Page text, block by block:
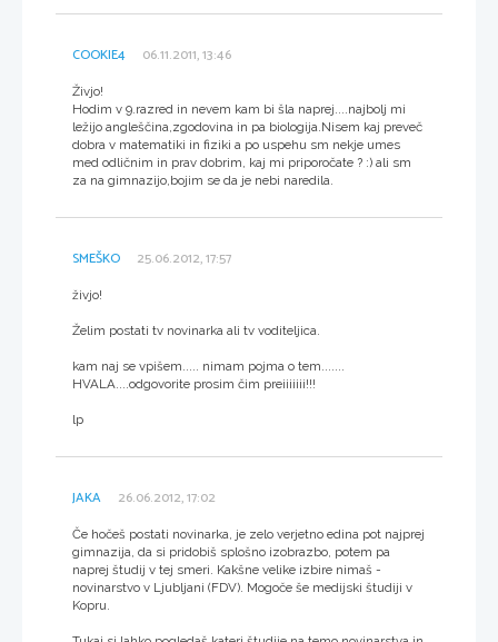
COOKIE4 06.11.2011, 13:46
Živjo!
Hodim v 9.razred in nevem kam bi šla naprej....najbolj mi
ležijo angleščina,zgodovina in pa biologija.Nisem kaj preveč
dobra v matematiki in fiziki a po uspehu sm nekje umes
med odličnim in prav dobrim, kaj mi priporočate ? :) ali sm
za na gimnazijo,bojim se da je nebi naredila.
SMEŠKO 25.06.2012, 17:57
živjo!
Želim postati tv novinarka ali tv voditeljica.
kam naj se vpišem..... nimam pojma o tem.......
HVALA....odgovorite prosim čim preiiiiiii!!!
lp
JAKA 26.06.2012, 17:02
Če hočeš postati novinarka, je zelo verjetno edina pot najprej
gimnazija, da si pridobiš splošno izobrazbo, potem pa
naprej študij v tej smeri. Kakšne velike izbire nimaš -
novinarstvo v Ljubljani (FDV). Mogoče še medijski študiji v
Kopru.